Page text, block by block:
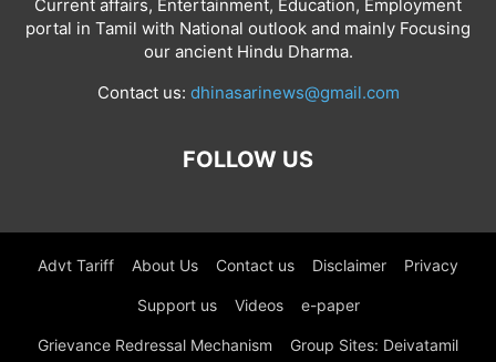
Current affairs, Entertainment, Education, Employment
portal in Tamil with National outlook and mainly Focusing
our ancient Hindu Dharma.
Contact us: dhinasarinews@gmail.com
FOLLOW US
Advt Tariff About Us Contact us Disclaimer Privacy
Support us Videos e-paper
Grievance Redressal Mechanism Group Sites: Deivatamil